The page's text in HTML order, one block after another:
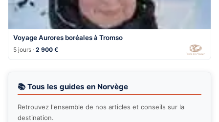
Voyage Aurores boréales à Tromso
5 jours ·2 900 €
📚 Tous les guides en Norvège
Retrouvez l'ensemble de nos articles et conseils sur la
destination.